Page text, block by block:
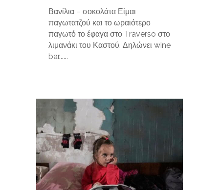
Βανίλια – σοκολάτα Είμαι
παγωτατζού και το ωραιότερο
παγωτό το έφαγα στο Traverso στο
λιμανάκι του Καστού. Δηλώνει wine
bar......